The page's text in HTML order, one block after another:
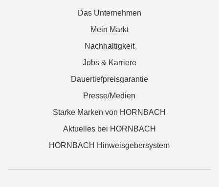
Das Unternehmen
Mein Markt
Nachhaltigkeit
Jobs & Karriere
Dauertiefpreisgarantie
Presse/Medien
Starke Marken von HORNBACH
Aktuelles bei HORNBACH
HORNBACH Hinweisgebersystem